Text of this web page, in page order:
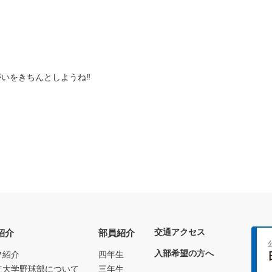
をきちんとしようね‼️
介
紹介
大学野球部について
部員紹介
四年生
三年生
交通アクセス
入部希望の方へ